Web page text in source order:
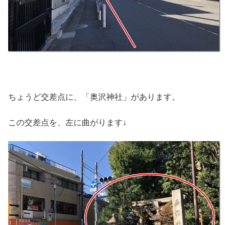
ちょうど交差点に、「奥沢神社」があります。
この交差点を、左に曲がります↓